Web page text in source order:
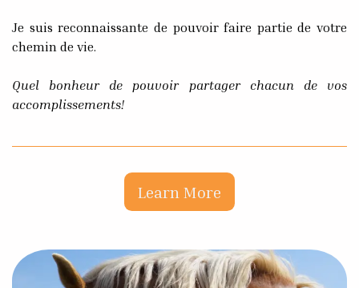
Je suis reconnaissante de pouvoir faire partie de votre
chemin de vie.
Quel bonheur de pouvoir partager chacun de vos
accomplissements!
Learn More​​​​